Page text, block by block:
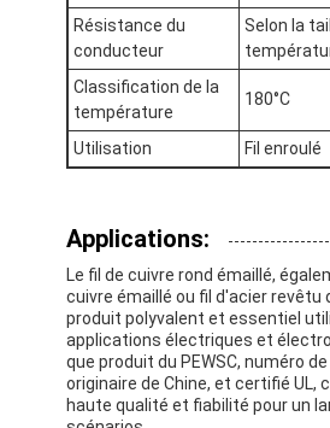
Demandez un devis
fils ronds de cuivre émaillés
Fil de cuivre isolé par émail
fils magnétiques émaillés
fils de cuivre plat émaillés
Fil recouvert de soie
Résistance du
conducteur
Selon la
Classification de la
température
180°C
Utilisation Fil enroulé
Applications:
Le fil de cuivre rond émaillé,
cuivre émaillé ou fil d'acier revêtu
produit polyvalent et essentiel
applications électriques et
que produit du PEWSC, numéro
originaire de Chine, et certifié UL,
haute qualité et fiabilité pour un